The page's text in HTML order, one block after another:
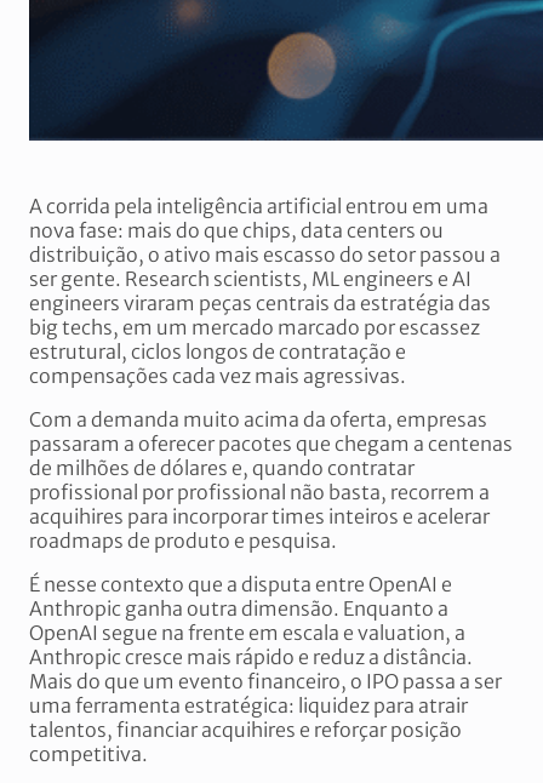
A corrida pela inteligência artificial entrou em uma
nova fase: mais do que chips, data centers ou
distribuição, o ativo mais escasso do setor passou a
ser gente. Research scientists, ML engineers e AI
engineers viraram peças centrais da estratégia das
big techs, em um mercado marcado por escassez
estrutural, ciclos longos de contratação e
compensações cada vez mais agressivas.
Com a demanda muito acima da oferta, empresas
passaram a oferecer pacotes que chegam a centenas
de milhões de dólares e, quando contratar
profissional por profissional não basta, recorrem a
acquihires para incorporar times inteiros e acelerar
roadmaps de produto e pesquisa.
É nesse contexto que a disputa entre OpenAI e
Anthropic ganha outra dimensão. Enquanto a
OpenAI segue na frente em escala e valuation, a
Anthropic cresce mais rápido e reduz a distância.
Mais do que um evento financeiro, o IPO passa a ser
uma ferramenta estratégica: liquidez para atrair
talentos, financiar acquihires e reforçar posição
competitiva.